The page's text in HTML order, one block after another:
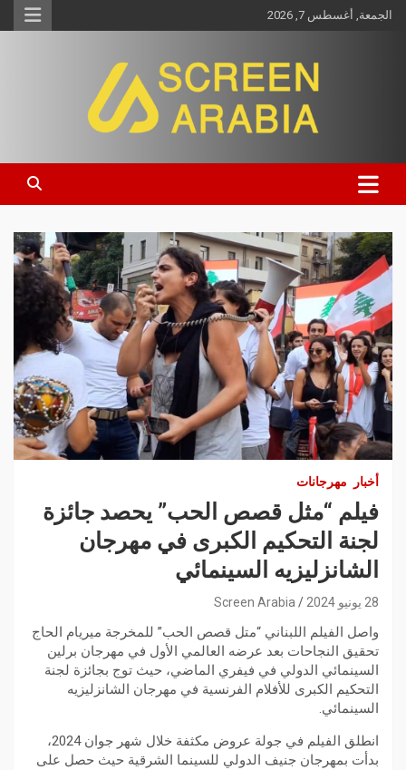
الجمعة, أغسطس 7, 2026
Screen Arabia
أخبار مهرجانات
فيلم “مثل قصص الحب” يحصد جائزة
لجنة التحكيم الكبرى في مهرجان
الشانزليزيه السينمائي
28 يونيو 2024 Screen Arabia
واصل الفيلم اللبناني “متل قصص الحب” للمخرجة ميريام الحاج
تحقيق النجاحات بعد عرضه العالمي الأول في مهرجان برلين
السينمائي الدولي في فيفري الماضي، حيث توج بجائزة لجنة
التحكيم الكبرى للأفلام الفرنسية في مهرجان الشانزليزيه
السينمائي.
انطلق الفيلم في جولة عروض مكثفة خلال شهر جوان 2024،
بدأت بمهرجان جنيف الدولي للسينما الشرقية حيث حصل على